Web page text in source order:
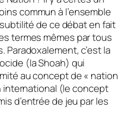
commun à l’ensemble
de ce débat en fait
termes mêmes par tous
Paradoxalement, c’est la
(la Shoah) qui
au concept de « nation
international (le concept
d’entrée de jeu par les